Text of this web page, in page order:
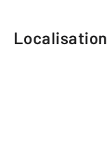
Localisation